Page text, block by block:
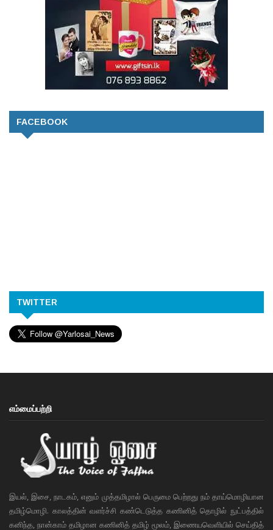
FACEBOOK
TWITTER
எம்மைப்பற்றி
இயல், இசை, நாடகம், எனும் முத்தமிழால் பெருமை பெற்றது நம் தாய்மொழியான
தமிழ்மொழி. காலத்தின் வளர்ச்சி கண்டெடுத்த கணினித் தொழில் நுட்பத்தில்
கனிந்த, நான்காம் தமிழான கணினித் தமிழ் மூலம், இணையவெளியில் செய்தித்